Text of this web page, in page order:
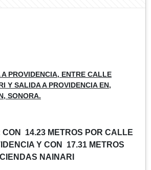
PROVIDENCIA, ENTRE CALLE
Y SALIDA A PROVIDENCIA EN,
SONORA.
CON 14.23 METROS POR CALLE
Y CON 17.31 METROS
NAINARI